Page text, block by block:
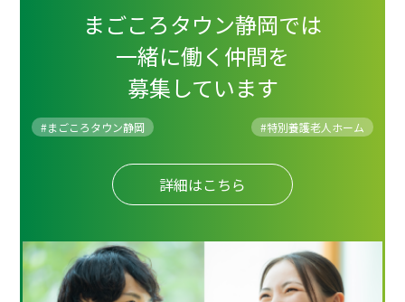
まごころタウン静岡では
一緒に働く仲間を
募集しています
#まごころタウン静岡 #特別養護老人ホーム
詳細はこちら